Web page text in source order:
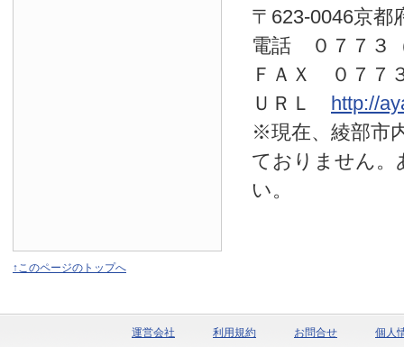
〒623-0046京都
電話 ０７７
ＦＡＸ ０７７
ＵＲＬ http://
※現在、綾部市
ておりません。
い。
↑このページのトップへ
運営会社 利用規約 お問合せ 個人